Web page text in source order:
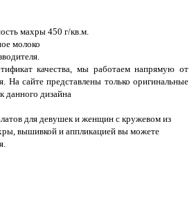
махры 450 г/кв.м.
молоко
качества, мы работаем напрямую от
На сайте представлены только оригинальные
данного дизайна
для девушек и женщин с кружевом из
вышивкой и аппликацией вы можете